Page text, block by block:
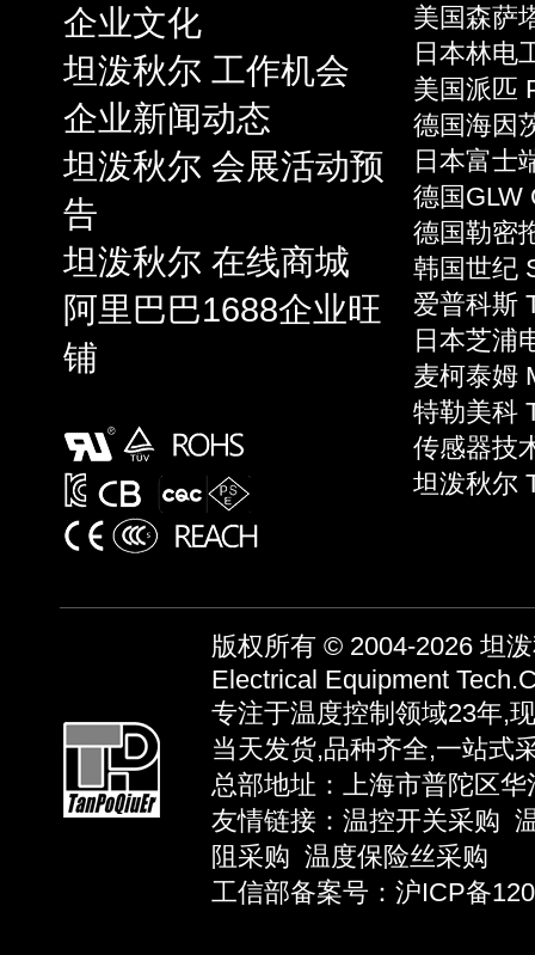
企业文化
坦泼秋尔 工作机会
企业新闻动态
坦泼秋尔 会展活动预
告
坦泼秋尔 在线商城
阿里巴巴1688企业旺
铺
美国森萨
日本林电
美国派匹
德国海因
日本富士
德国GLW
德国勒密
韩国世纪
爱普科斯
日本芝浦
麦柯泰姆
特勒美科
传感器技
坦泼秋尔
版权所有 © 2004-2026 坦
Electrical Equipment
专注于温度控制领域23年,
当天发货,品种齐全,一站式
总部地址：上海市普陀区
友情链接： 温控开关采购
阻采购 温度保险丝采购
工信部备案号：沪ICP备